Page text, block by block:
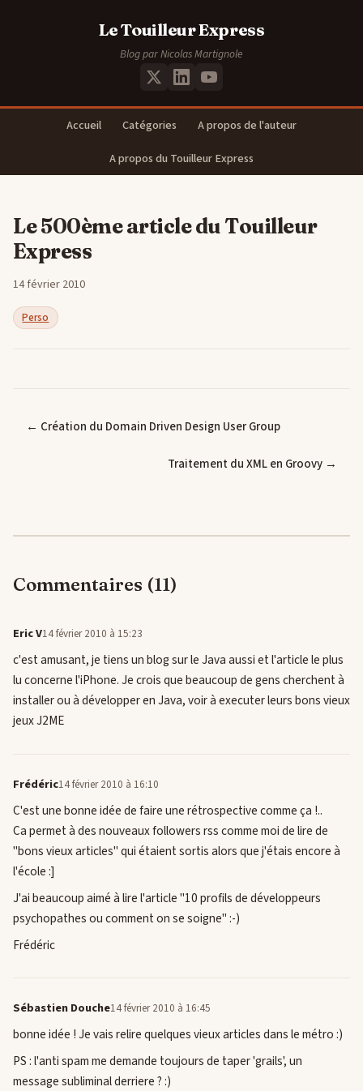
Le Touilleur Express
Blog par Nicolas Martignole
Accueil Catégories
A propos de l'auteur
A propos du Touilleur Express
Le 500ème article du Touilleur
Express
14 février 2010
Perso
← Création du Domain Driven Design User Group
Traitement du XML en Groovy →
Commentaires (11)
Eric V14 février 2010 à 15:23
c'est amusant, je tiens un blog sur le Java aussi et l'article le plus
lu concerne l'iPhone. Je crois que beaucoup de gens cherchent à
installer ou à développer en Java, voir à executer leurs bons vieux
jeux J2ME
Frédéric14 février 2010 à 16:10
C'est une bonne idée de faire une rétrospective comme ça !..
Ca permet à des nouveaux followers rss comme moi de lire de
"bons vieux articles" qui étaient sortis alors que j'étais encore à
l'école :]
J'ai beaucoup aimé à lire l'article "10 profils de développeurs
psychopathes ou comment on se soigne" :-)
Frédéric
Sébastien Douche14 février 2010 à 16:45
bonne idée ! Je vais relire quelques vieux articles dans le métro :)
PS : l'anti spam me demande toujours de taper 'grails', un
message subliminal derriere ? :)